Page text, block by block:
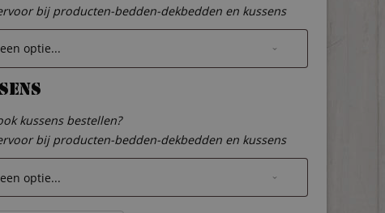
bij producten-bedden-dekbedden en kussens
kussens bestellen?
bij producten-bedden-dekbedden en kussens